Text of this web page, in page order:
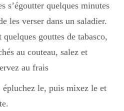
s’égoutter quelques minutes
les verser dans un saladier.
gouttes de tabasco,
au couteau, salez et
au frais
le, puis mixez le et